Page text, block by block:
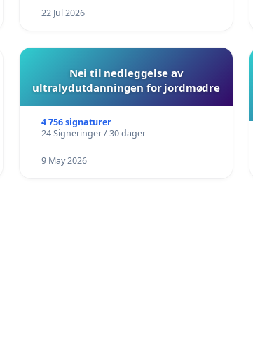
22 Jul 2026
Nei til nedleggelse av
ultralydutdanningen for jordmødre
4 756 signaturer
24 Signeringer / 30 dager
9 May 2026